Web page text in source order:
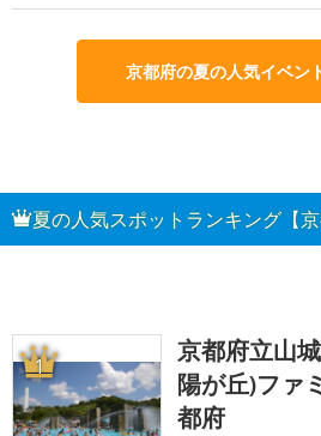
京都府の夏の人気イベン
夏の人気スポットランキング【京
1
京都府立山
陽が丘)ファ
都府